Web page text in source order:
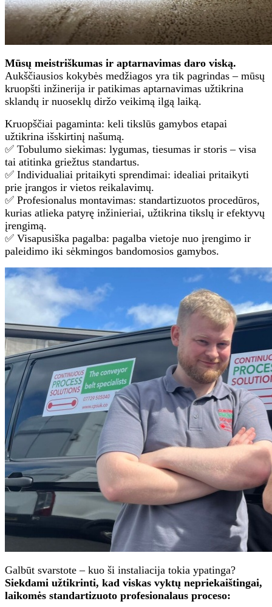
Mūsų meistriškumas ir aptarnavimas daro viską.
Aukščiausios kokybės medžiagos yra tik pagrindas – mūsų
kruopšti inžinerija ir patikimas aptarnavimas užtikrina
sklandų ir nuoseklų diržo veikimą ilgą laiką.
Kruopščiai pagaminta: keli tikslūs gamybos etapai
užtikrina išskirtinį našumą.
✅ Tobulumo siekimas: lygumas, tiesumas ir storis – visa
tai atitinka griežtus standartus.
✅ Individualiai pritaikyti sprendimai: idealiai pritaikyti
prie įrangos ir vietos reikalavimų.
✅ Profesionalus montavimas: standartizuotos procedūros,
kurias atlieka patyrę inžinieriai, užtikrina tikslų ir efektyvų
įrengimą.
✅ Visapusiška pagalba: pagalba vietoje nuo įrengimo ir
paleidimo iki sėkmingos bandomosios gamybos.
Galbūt svarstote – kuo ši instaliacija tokia ypatinga?
Siekdami užtikrinti, kad viskas vyktų nepriekaištingai,
laikomės standartizuoto profesionalaus proceso: